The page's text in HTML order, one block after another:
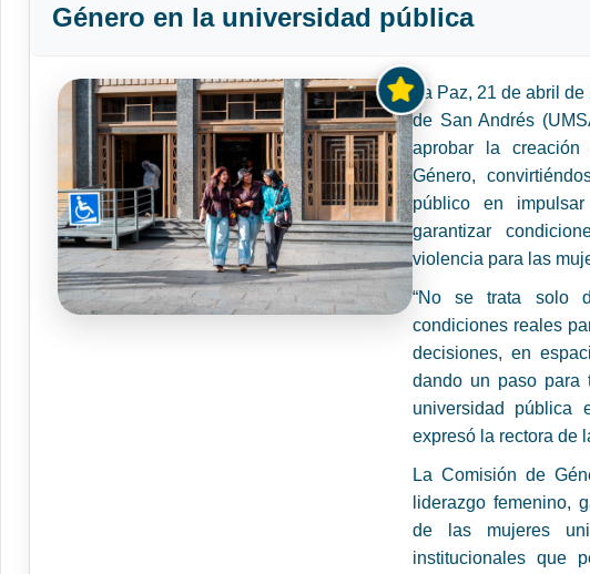
Género en la universidad pública
La Paz, 21 de abril
de San Andrés
aprobar la
Género,
público en
garantizar
violencia para las
“No se trata solo
condiciones reales
decisiones, en
dando un paso para
universidad pública
expresó la rectora de
La Comisión de
liderazgo femenino,
de las mujeres
institucionales que